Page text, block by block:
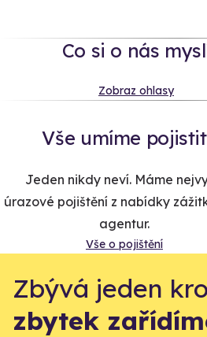
Co si o nás
Zobraz ohlasy
Vše umíme pojistit
Jeden nikdy neví. Máme
úrazové pojištění z nabídky
agentur.
Vše o pojištění
Zbývá jeden
zbytek